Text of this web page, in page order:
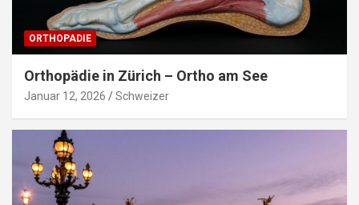
ORTHOPADIE
Orthopädie in Zürich – Ortho am See
Januar 12, 2026 Schweizer